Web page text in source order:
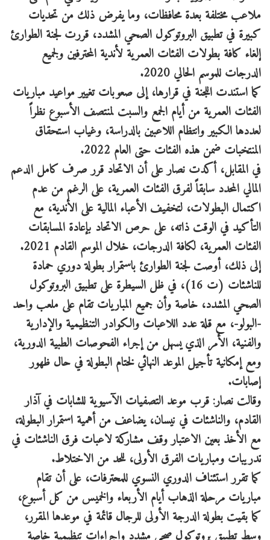
ملاعب مختلفة بعدة محافظات، وما يفرض ذلك من تحديات
كبيرة في تطبيق البروتوكول الصحي المشدد، قررت لجنة الطوارئ
إلغاء كافة بطولات الفئات العمرية لأندية المحترفين ولجميع
الدرجات للموسم الحالي 2020.
كما استندت اللجنة في قرارها، إلى صعوبات تغيير مواعيد مباريات
الفئات العمرية من أيام الجمع والسبت لمنتصف الأسبوع نظراً
لعددها الكبير وانتظام اللاعبين بالدراسة، وغياب استحقاق
المنتخبات ضمن هذه الفئات حتى العام 2022.
في المقابل، أكدت نصار على أن الاتحاد قرر صرف كامل الدعم
المالي المحدد سابقاً لفرق الفئات العمرية، على الرغم من عدم
اكتمال البطولات، لتخفيف الأعباء المالية على الأندية، مع
التأكيد في الوقت ذاته، على حرص الاتحاد بإعادة المسابقات
الفئات العمرية، لكافة الدرجات، خلال الموسم القادم 2021.
إلى ذلك، أوصت لجنة الطوارئ باستمرار بطولة دوري حمادة
للناشئات (ت 16)، في ظل السيطرة على تطبيق البروتوكول
الصحي المشدد، خاصة وأن جميع المباريات تقام على ملعب واحد
-البولو-، مع قلة عدد اللاعبات والكوادر التنظيمية والإدارية
والفنية، الأمر الذي يسهل من إجراء الفحوصات الطبية الدورية،
ومع إمكانية تأجيل الموعد النهائي لختام البطولة في حال ظهور
إصابات.
وقالت نصار: قرب موعد التصفيات الآسيوية للشابات في آذار
القادم، والناشئات في نيسان، يضاعف من أهمية استمرار البطولة،
مع الأخذ بعين الاعتبار وقف مشاركة لاعبات فرق الناشئات في
تدريبات ومباريات الفرق الأولى، للحد من الاختلاط.
كما تقرر استئناف الدوري النسوي للمحترفات، على أن تقام
مباريات مرحلة الذهاب أيام الأربعاء والخميس من كل أسبوع،
كما بقيت بطولة الدرجة الأولى للرجال قائمة في موعدها المقرر،